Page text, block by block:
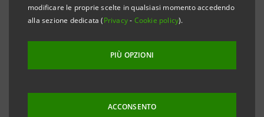
modificare le proprie scelte in qualsiasi momento accedendo
alla sezione dedicata (Privacy- Cookie policy).
PIÙ OPZIONI
ACCONSENTO